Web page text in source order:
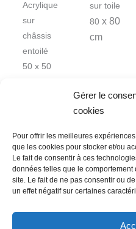
Gérer le
cookies
Pour offrir les meilleures
que les cookies pour stocker et/ou
Le fait de consentir à ces
données telles que le
site. Le fait de ne pas consentir ou
un effet négatif sur certaines
Acrylique
sur
châssis
entoilé
50 x 50
sur toile
80x 80
cm
Nous contacter
Politique de confidentialité